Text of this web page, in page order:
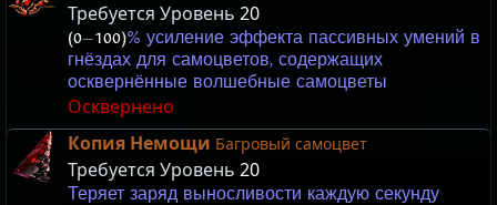
Требуется Уровень 20
(0—100)% усиление эффекта пассивных умений в
гнёздах для самоцветов, содержащих
осквернённые волшебные самоцветы
Осквернено
Копия Немощи Багровый самоцвет
Требуется Уровень 20
Теряет заряд выносливости каждую секунду